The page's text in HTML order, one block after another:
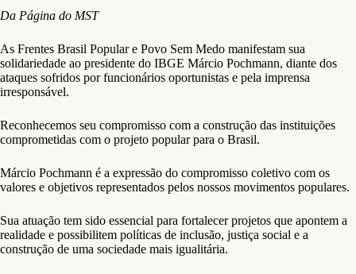
Da Página do MST
As Frentes Brasil Popular e Povo Sem Medo manifestam sua
solidariedade ao presidente do IBGE Márcio Pochmann, diante dos
ataques sofridos por funcionários oportunistas e pela imprensa
irresponsável.
Reconhecemos seu compromisso com a construção das instituições
comprometidas com o projeto popular para o Brasil.
Márcio Pochmann é a expressão do compromisso coletivo com os
valores e objetivos representados pelos nossos movimentos populares.
Sua atuação tem sido essencial para fortalecer projetos que apontem a
realidade e possibilitem políticas de inclusão, justiça social e a
construção de uma sociedade mais igualitária.